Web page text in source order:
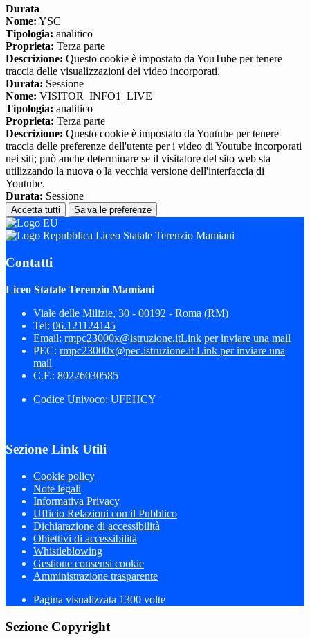
Durata
Nome: YSC
Tipologia: analitico
Proprieta: Terza parte
Descrizione: Questo cookie è impostato da YouTube per tenere
traccia delle visualizzazioni dei video incorporati.
Durata: Sessione
Nome: VISITOR_INFO1_LIVE
Tipologia: analitico
Proprieta: Terza parte
Descrizione: Questo cookie è impostato da Youtube per tenere
traccia delle preferenze dell'utente per i video di Youtube incorporati
nei siti; può anche determinare se il visitatore del sito web sta
utilizzando la nuova o la vecchia versione dell'interfaccia di
Youtube.
Durata: Sessione
Accetta tutti Salva le preferenze
Liceo Statale Terenzio Mamiani
Contatti
Liceo Statale Terenzio Mamiani
Viale delle Milizie, 30 - 00192 - Roma (RM)
Tel: 06.121124145
Email: rmpc23000x@istruzione.itLink per inviare una mail
PEC: rmpc23000x@pec.istruzione.it Link per inviare una
mail
C.F.: 80226030585
Codice Univoco: UFEHCY
Sezione Link Utili
Cookie policy
Note legali
Informativa Privacy
Ufficio Relazioni con il Pubblico
Dichiarazione di accessibilità
Obiettivi di accessibilità
Whistleblowing
Gestione consensi cookie
Amministrazione trasparente
Pagina visualizzata 1300 volte
Sezione Copyright